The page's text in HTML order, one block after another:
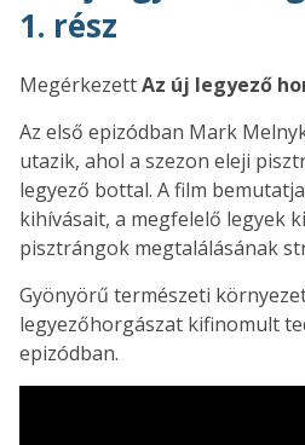
1. rész
MegérkezettAz új legyező
Az első epizódban Mark
utazik, ahol a szezon eleji
legyező bottal. A film
kihívásait, a megfelelő legyek
pisztrángok megtalálásának
Gyönyörű természeti
legyezőhorgászat kifinomult
epizódban.